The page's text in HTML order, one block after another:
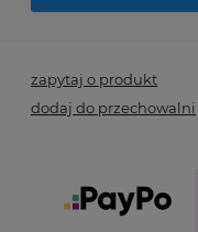
zapytaj o produkt
dodaj do przechowalni